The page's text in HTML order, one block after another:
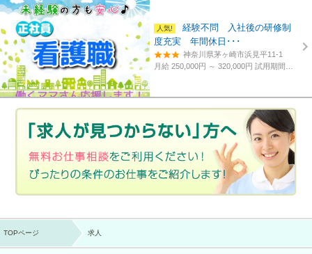
経験不問 入社後の研修制
度充実 年間休日･･･
神奈川県茅ヶ崎市浜見平11-1
月給 250,000円 ～ 320,000円試用期間あり。3カ月～4カ月。
TOPページ 求人